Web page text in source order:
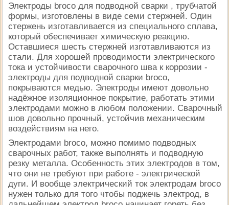
Электроды broco для подводной сварки , трубчатой
формы, изготовлены в виде семи стержней. Один
стержень изготавливается из специального сплава,
который обеспечивает химическую реакцию.
Оставшиеся шесть стержней изготавливаются из
стали. Для хорошей проводимости электрического
тока и устойчивости сварочного шва к коррозии -
электроды для подводной сварки broco,
покрываются медью. Электроды имеют довольно
надёжное изоляционное покрытие, работать этими
электродами можно в любом положении. Сварочный
шов довольно прочный, устойчив механическим
воздействиям на него.
Электродами broco, можно помимо подводных
сварочных работ, также выполнять и подводную
резку металла. Особенность этих электродов в том,
что они не требуют при работе - электрической
дуги. И вообще электрический ток электродам broco
нужен только для того чтобы поджечь электрод, в